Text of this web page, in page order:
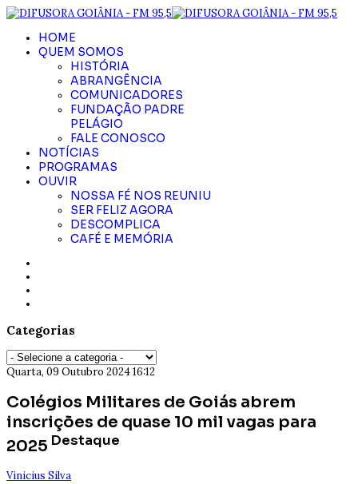
HOME
QUEM SOMOS
HISTÓRIA
ABRANGÊNCIA
COMUNICADORES
FUNDAÇÃO PADRE
PELÁGIO
FALE CONOSCO
NOTÍCIAS
PROGRAMAS
OUVIR
NOSSA FÉ NOS REUNIU
SER FELIZ AGORA
DESCOMPLICA
CAFÉ E MEMÓRIA
Categorias
Quarta, 09 Outubro 2024 16:12
Colégios Militares de Goiás abrem
inscrições de quase 10 mil vagas para
2025 Destaque
Vinicius Silva